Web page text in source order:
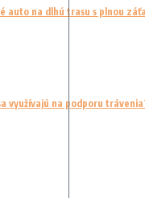
auto na dlhú trasu s plnou
využívajú na podporu